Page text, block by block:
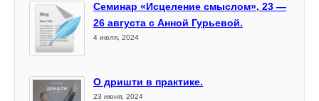
Семинар «Исцеление смыслом», 23 —
26 августа с Анной Гурьевой.
4 июля, 2024
О дришти в практике.
23 июня, 2024